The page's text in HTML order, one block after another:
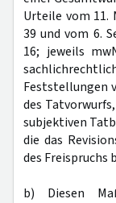
Urteile vom 11.
39 und vom 6.
16; jeweils
Feststellungen
des
subjektiven
die das
des Freispruchs
b) Diesen